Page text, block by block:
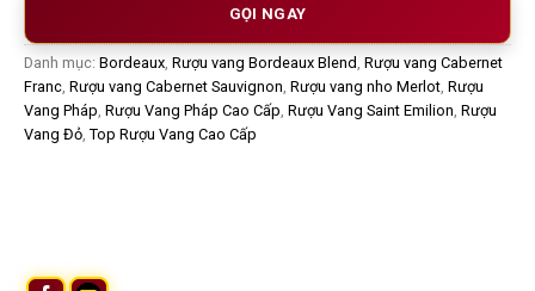
GỌI NGAY
Danh mục: Bordeaux, Rượu vang Bordeaux Blend , Rượu vang Cabernet
Franc, Rượu vang Cabernet Sauvignon, Rượu vang nho Merlot, Rượu
Vang Pháp, Rượu Vang Pháp Cao Cấp, Rượu Vang Saint Emilion, Rượu
Vang Đỏ, Top Rượu Vang Cao Cấp